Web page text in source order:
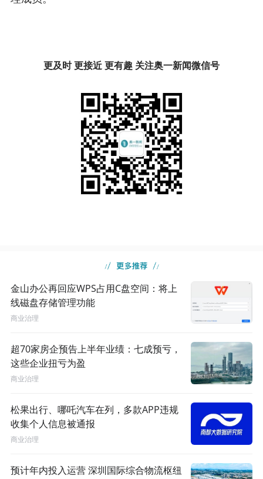
更及时 更接近 更有趣 关注奥一新闻微信号
金山办公再回应WPS占用C盘空间：将上
线磁盘存储管理功能
商业治理
超70家房企预告上半年业绩：七成预亏，
这些企业扭亏为盈
商业治理
松果出行、哪吒汽车在列，多款APP违规
收集个人信息被通报
商业治理
预计年内投入运营 深圳国际综合物流枢纽